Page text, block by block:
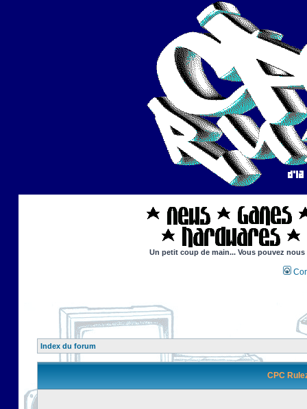
Un petit coup de main... Vous pouvez
Index du forum
CPC